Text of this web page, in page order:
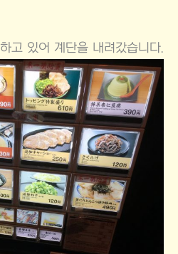
하고 있어 계단을 내려갔습니다.